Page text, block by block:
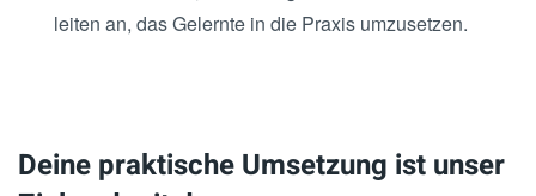
leiten an, das Gelernte in die Praxis umzusetzen.
Deine praktische Umsetzung ist unser